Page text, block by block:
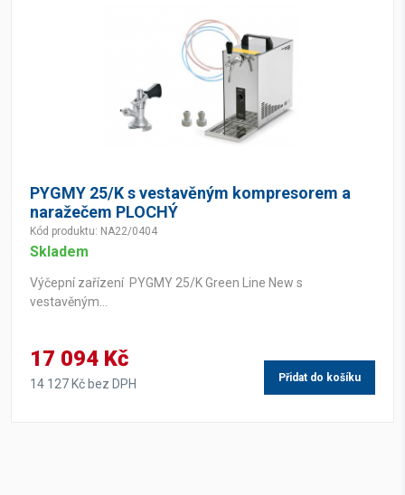
PYGMY 25/K s vestavěným kompresorem a
naražečem PLOCHÝ
Kód produktu: NA22/0404
Skladem
Výčepní zařízení PYGMY 25/K Green Line New s
vestavěným...
17 094 Kč
14 127 Kč bez DPH Přidat do košíku